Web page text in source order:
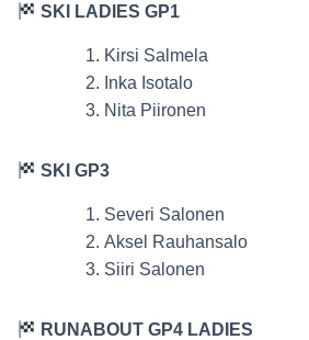
SKI LADIES GP1
Kirsi Salmela
Inka Isotalo
Nita Piironen
SKI GP3
Severi Salonen
Aksel Rauhansalo
Siiri Salonen
RUNABOUT GP4 LADIES